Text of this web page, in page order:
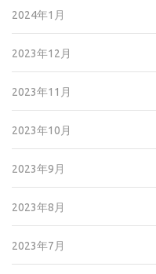
2024年1月
2023年12月
2023年11月
2023年10月
2023年9月
2023年8月
2023年7月